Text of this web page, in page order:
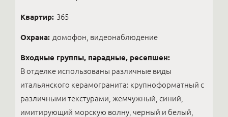
Квартир: 365
Охрана: домофон, видеонаблюдение
Входные группы, парадные, ресепшен:
В отделке использованы различные виды
итальянского керамогранита: крупноформатный с
различными текстурами, жемчужный, синий,
имитирующий морскую волну, черный и белый,